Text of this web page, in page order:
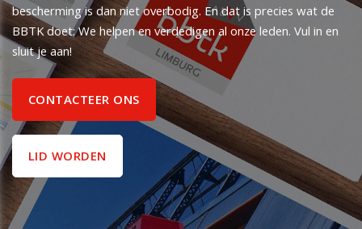
bescherming is dan niet overbodig. En dat is precies wat de
BBTK doet: We helpen en verdedigen al onze leden. Vul in en
sluit je aan!
CONTACTEER ONS
LID WORDEN